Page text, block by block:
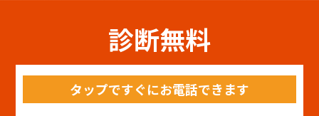
診断無料
タップですぐにお電話できます